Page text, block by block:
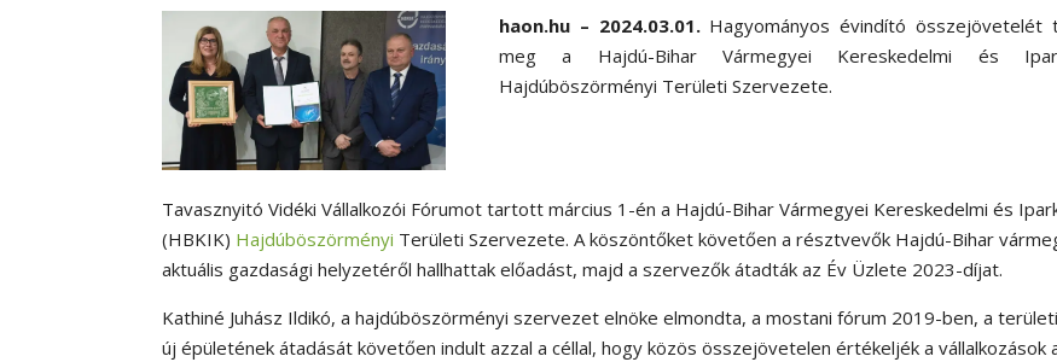
haon.hu – 2024.03.01. Hagyományos évindító összejövetelét
meg a Hajdú-Bihar Vármegyei Kereskedelmi és
Hajdúböszörményi Területi Szervezete.
Tavasznyitó Vidéki Vállalkozói Fórumot tartott március 1-én a Hajdú-Bihar Vármegyei Kereskedelmi és
(HBKIK) Hajdúböszörményi Területi Szervezete. A köszöntőket követően a résztvevők Hajdú-Bihar
aktuális gazdasági helyzetéről hallhattak előadást, majd a szervezők átadták az Év Üzlete 2023-díjat.
Kathiné Juhász Ildikó, a hajdúböszörményi szervezet elnöke elmondta, a mostani fórum 2019-ben, a
új épületének átadását követően indult azzal a céllal, hogy közös összejövetelen értékeljék a vállalkozások